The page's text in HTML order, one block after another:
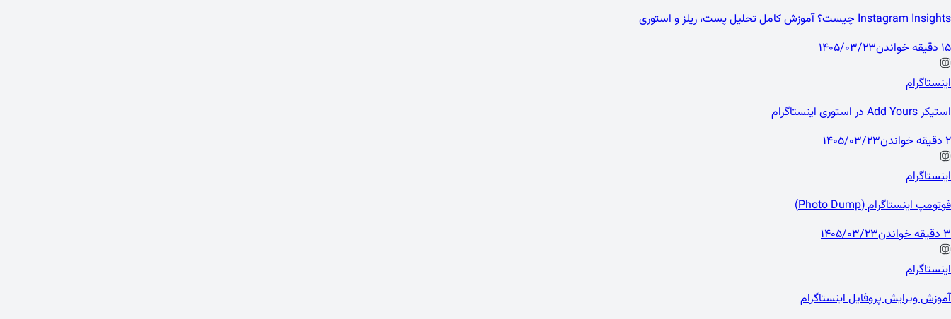
Instagram Insights چیست؟ آموزش کامل تحلیل پست، ریلز و استوری
15 دقیقه خواندن
1405/03/23
اینستاگرام
استیکر Add Yours در استوری اینستاگرام
2 دقیقه خواندن
1405/03/23
اینستاگرام
فوتومپ اینستاگرام (Photo Dump)
3 دقیقه خواندن
1405/03/23
اینستاگرام
آموزش ویرایش پروفایل اینستاگرام